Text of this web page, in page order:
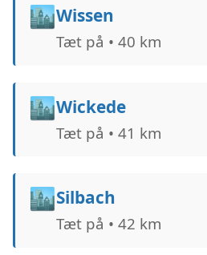
🏙️Wissen
Tæt på • 40 km
🏙️Wickede
Tæt på • 41 km
🏙️Silbach
Tæt på • 42 km